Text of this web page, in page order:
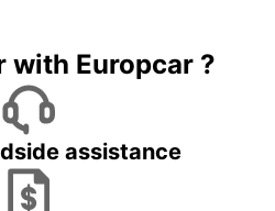
with Europcar ?
assistance